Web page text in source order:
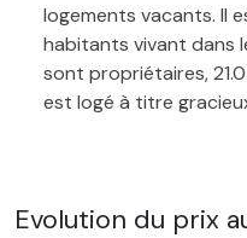
logements vacants. Il
habitants vivant dans
sont propriétaires,
est logé à titre
Evolution du prix